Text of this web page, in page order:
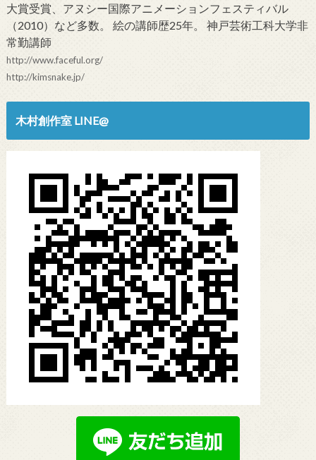
大賞受賞、アヌシー国際アニメーションフェスティバル
（2010）など多数。 絵の講師歴25年。 神戸芸術工科大学非
常勤講師
http://www.faceful.org/
http://kimsnake.jp/
木村創作室 LINE@